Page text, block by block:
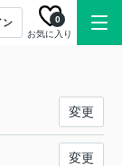
ン
お気に入り
0
変更
変更